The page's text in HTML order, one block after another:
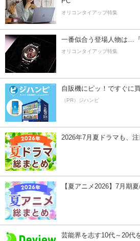
オリコンタイアップ特集
一番似合う登場人物は…
オリコンタイアップ特集
自販機にピッ！ですぐに
（PR）ジハンピ
2026年7月夏ドラマも、
【夏アニメ2026】7月期
芸能界を志す10代～20代